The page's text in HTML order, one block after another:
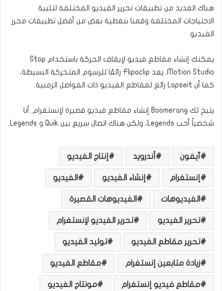
هناك العديد من تطبيقات تحرير الفيديو المختلفة لتلبية
الاحتياجات المختلفة وقمنا بتغطية بعض من أفضل تطبيقات محرر
الفيديو.
يمكنك إنشاء مقاطع فيديو لإيقاف الحركة باستخدام Stop
Motion Studio. يعد Flipaclip رائعًا للرسوم المتحركة البسيطة،
كما أن Lapseit رائع لمقاطع الفيديو ذات الفواصل الزمنية.
يتيح لك Boomerang إنشاء مقاطع فيديو قصيرة لإنستغرام. أنا
شخصياً أحب Legends، ولكن هناك اتصال سريع بين Quik و Legends.
آيفون أندرويد إنتاج الفيديو
إنستغرام إنشاء الفيديو الفيديو
الفيديوهات الفيديوهات القصيرة
تحرير الفيديو تحرير الفيديو لإنستغرام
تحرير مقاطع الفيديو توليد الفيديو
زيادة متابعين إنستغرام مقاطع الفيديو
مقاطع فيديو إنستغرام مونتاج الفيديو